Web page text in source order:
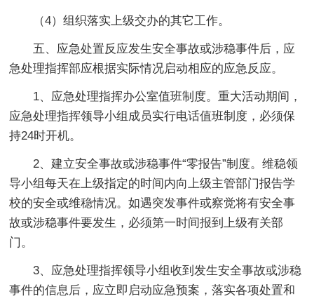
（4）组织落实上级交办的其它工作。
五、应急处置反应发生安全事故或涉稳事件后，应
急处理指挥部应根据实际情况启动相应的应急反应。
1、应急处理指挥办公室值班制度。重大活动期间，
应急处理指挥领导小组成员实行电话值班制度，必须保
持24时开机。
2、建立安全事故或涉稳事件“零报告”制度。维稳领
导小组每天在上级指定的时间内向上级主管部门报告学
校的安全或维稳情况。如遇突发事件或察觉将有安全事
故或涉稳事件要发生，必须第一时间报到上级有关部
门。
3、应急处理指挥领导小组收到发生安全事故或涉稳
事件的信息后，应立即启动应急预案，落实各项处置和